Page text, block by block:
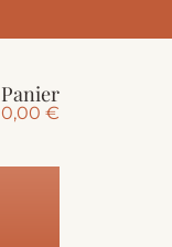
Panier
0,00 €